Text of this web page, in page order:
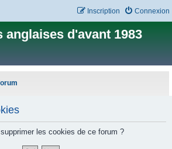
Connexion
Inscription
anglaises d'avant 1983
les cookies de ce forum ?